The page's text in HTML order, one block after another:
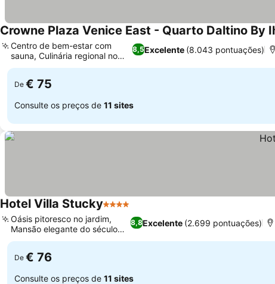
Crowne Plaza Venice East - Quarto Daltino By
8,5Excelente (8.043 pontuações)
Centro de bem-estar com
sauna, Culinária regional no
local
De € 75
Consulte os preços de 11 sites
Hotel Villa Stucky4 Estrelas
8,8Excelente (2.699 pontuações)
Oásis pitoresco no jardim,
Mansão elegante do século
XIX
De € 76
Consulte os preços de 11 sites